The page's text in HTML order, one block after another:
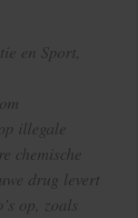
en Sport,
illegale
chemische
drug levert
op, zoals